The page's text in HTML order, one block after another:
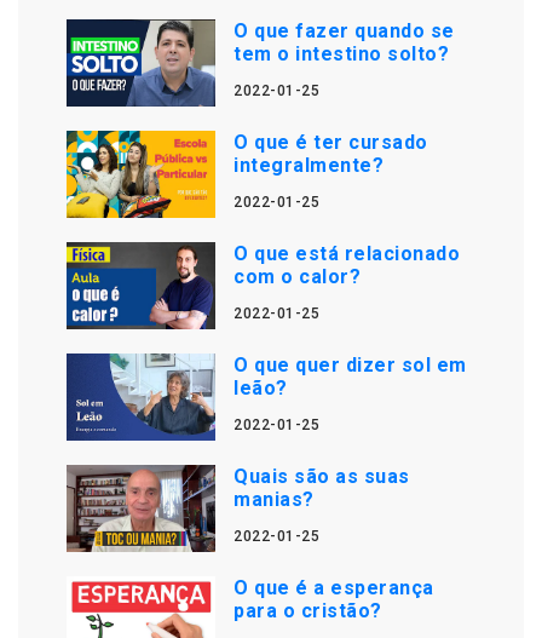
O que fazer quando se
tem o intestino solto?
2022-01-25
O que é ter cursado
integralmente?
2022-01-25
O que está relacionado
com o calor?
2022-01-25
O que quer dizer sol em
leão?
2022-01-25
Quais são as suas
manias?
2022-01-25
O que é a esperança
para o cristão?